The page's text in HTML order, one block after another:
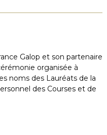
Galop et son partenaire
organisée à
noms des Lauréats de la
des Courses et de